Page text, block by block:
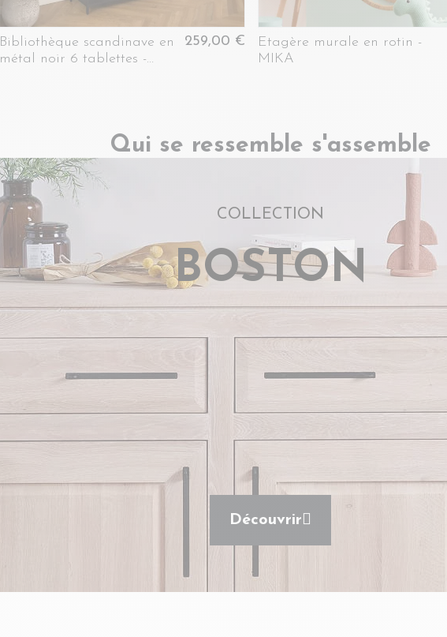
Bibliothèque scandinave en
métal noir 6 tablettes -
259,00 €
Etagère murale en rotin -
MIKA
Qui se ressemble s'assemble
COLLECTION
BOSTON
Découvrir